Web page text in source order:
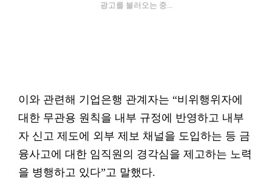
광고를 불러오는 중...
이와 관련해 기업은행 관계자는 “비위행위자에
대한 무관용 원칙을 내부 규정에 반영하고 내부
자 신고 제도에 외부 제보 채널을 도입하는 등 금
융사고에 대한 임직원의 경각심을 제고하는 노력
을 병행하고 있다”고 말했다.